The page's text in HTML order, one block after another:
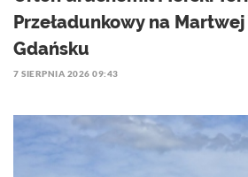
Przeładunkowy na
Gdańsku
7 SIERPNIA 2026 09:43